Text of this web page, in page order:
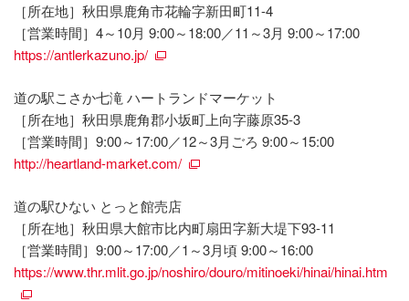
［所在地］秋田県鹿角市花輪字新田町11-4
［営業時間］4～10月 9:00～18:00／11～3月 9:00～17:00
https://antlerkazuno.jp/
道の駅こさか七滝 ハートランドマーケット
［所在地］秋田県鹿角郡小坂町上向字藤原35-3
［営業時間］9:00～17:00／12～3月ごろ 9:00～15:00
http://heartland-market.com/
道の駅ひない とっと館売店
［所在地］秋田県大館市比内町扇田字新大堤下93-11
［営業時間］9:00～17:00／1～3月頃 9:00～16:00
https://www.thr.mlit.go.jp/noshiro/douro/mitinoeki/hinai/hinai.htm